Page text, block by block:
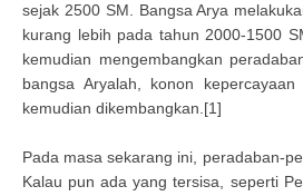
sejak 2500 SM. Bangsa Arya
kurang lebih pada tahun 2000-1500
kemudian mengembangkan
bangsa Aryalah, konon
kemudian dikembangkan.[1]
Pada masa sekarang ini, peradaban-
Kalau pun ada yang tersisa, seperti